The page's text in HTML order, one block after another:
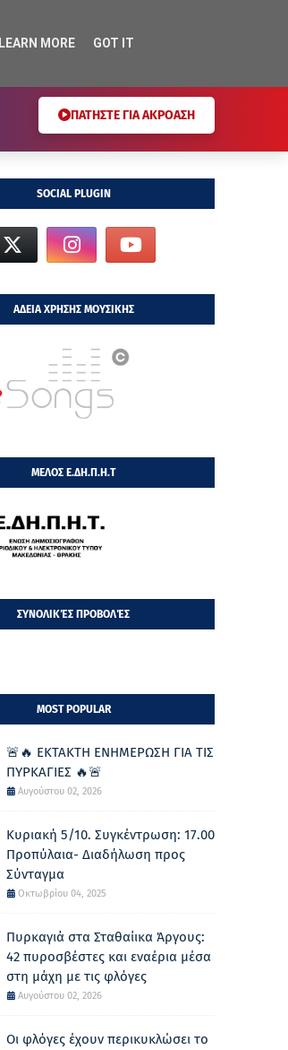
ΠΑΤΗΣΤΕ ΓΙΑ ΑΚΡΟΑΣΗ
SOCIAL PLUGIN
ΑΔΕΙΑ ΧΡΗΣΗΣ ΜΟΥΣΙΚΗΣ
ΜΕΛΟΣ Ε.ΔΗ.Π.Η.Τ
ΣΥΝΟΛΙΚΈΣ ΠΡΟΒΟΛΈΣ
MOST POPULAR
🚨🔥 ΕΚΤΑΚΤΗ ΕΝΗΜΕΡΩΣΗ ΓΙΑ ΤΙΣ
ΠΥΡΚΑΓΙΕΣ 🔥🚨
Αυγούστου 02, 2026
Κυριακή 5/10. Συγκέντρωση: 17.00
Προπύλαια- Διαδήλωση προς
Σύνταγμα
Οκτωβρίου 04, 2025
Πυρκαγιά στα Σταθαίικα Άργους:
42 πυροσβέστες και εναέρια μέσα
στη μάχη με τις φλόγες
Αυγούστου 02, 2026
Οι φλόγες έχουν περικυκλώσει το
LEARN MORE GOT IT